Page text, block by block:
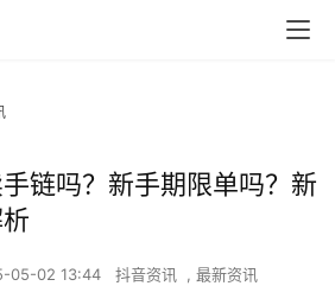
链吗？新手期限单吗？新
05-02 13:44 抖音资讯 , 最新资讯